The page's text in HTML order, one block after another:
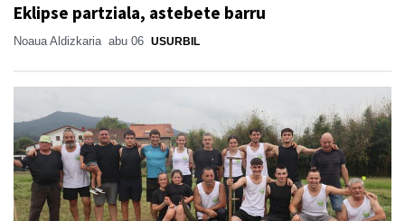
Eklipse partziala, astebete barru
Noaua Aldizkaria abu 06 USURBIL